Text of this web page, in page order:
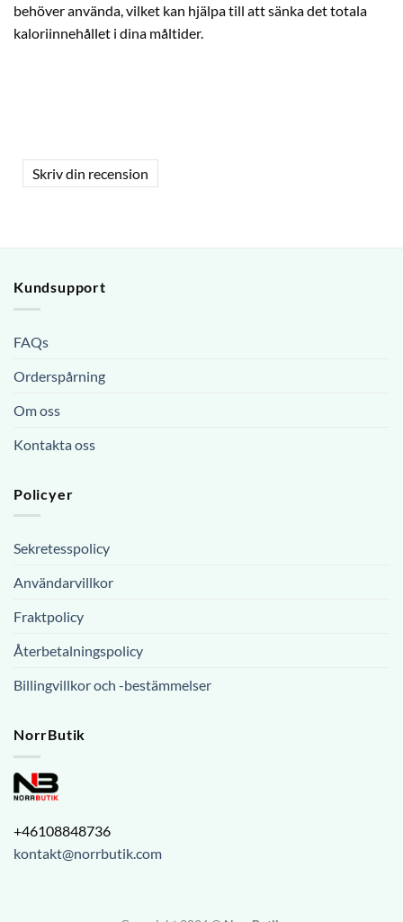
behöver använda, vilket kan hjälpa till att sänka det totala
kaloriinnehållet i dina måltider.
Skriv din recension
Kundsupport
FAQs
Orderspårning
Om oss
Kontakta oss
Policyer
Sekretesspolicy
Användarvillkor
Fraktpolicy
Återbetalningspolicy
Billingvillkor och -bestämmelser
NorrButik
+46108848736
kontakt@norrbutik.com